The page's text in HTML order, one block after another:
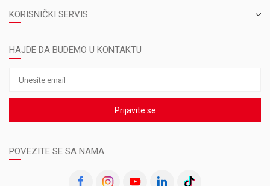
KORISNIČKI SERVIS
HAJDE DA BUDEMO U KONTAKTU
Prijavite se
POVEZITE SE SA NAMA